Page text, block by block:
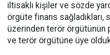
iltisaklı kişiler ve sözde
örgüte finans sağladıkları,
üzerinden terör örgütünün
ve terör örgütüne üye